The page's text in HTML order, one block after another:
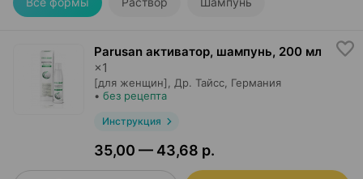
Parusan активатор, шампунь, 200 мл
×1
[для женщин], Др. Тайсс , Германия
• без рецепта
Инструкция
35,00 — 43,68 р.